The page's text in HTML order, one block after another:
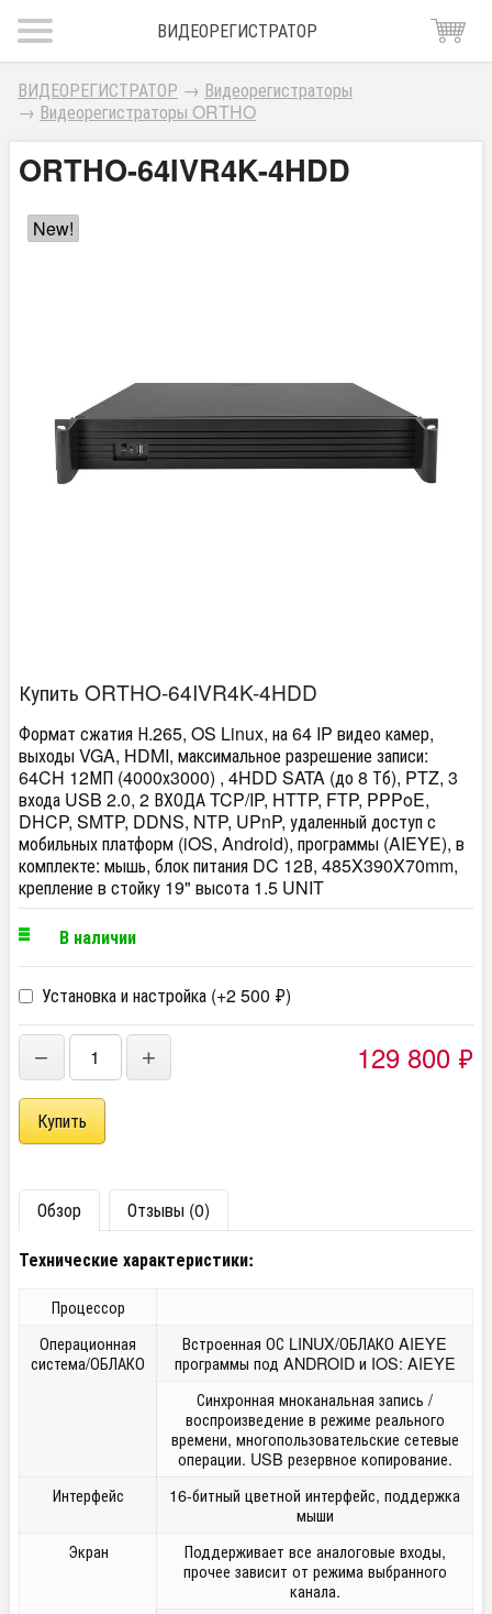
ВИДЕОРЕГИСТРАТОР
ВИДЕОРЕГИСТРАТОР → Видеорегистраторы
→ Видеорегистраторы ORTHO
ORTHO-64IVR4K-4HDD
New!
Купить ORTHO-64IVR4K-4HDD
Формат сжатия Н.265, OS Linux, на 64 IP видео камер,
выходы VGA, HDMI, максимальное разрешение записи:
64CH 12МП (4000х3000) , 4HDD SATA (до 8 Тб), PTZ, 3
входа USB 2.0, 2 ВХОДА TCP/IP, HTTP, FTP, PPPoE,
DHCP, SMTP, DDNS, NTP, UPnP, удаленный доступ с
мобильных платформ (iOS, Android), программы (AIEYE), в
комплекте: мышь, блок питания DC 12В, 485X390X70mm,
крепление в стойку 19" высота 1.5 UNIT
В наличии
Установка и настройка (+2 500 ₽)
− + 129 800 ₽
Обзор
Отзывы (0)
Технические характеристики:
Процессор
Операционная
система/ОБЛАКО
Встроенная ОС LINUX/ОБЛАКО AIEYE
программы под ANDROID и IOS: AIEYE
Синхронная мноканальная запись /
воспроизведение в режиме реального
времени, многопользовательские сетевые
операции. USB резервное копирование.
Интерфейс
16-битный цветной интерфейс, поддержка
мыши
Экран
Поддерживает все аналоговые входы,
прочее зависит от режима выбранного
канала.